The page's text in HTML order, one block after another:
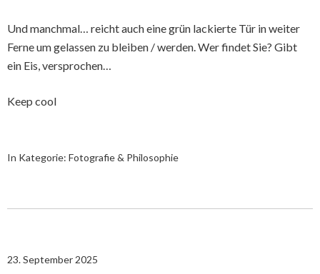
Und manchmal… reicht auch eine grün lackierte Tür in weiter
Ferne um gelassen zu bleiben / werden. Wer findet Sie? Gibt
ein Eis, versprochen…
Keep cool
In Kategorie: Fotografie & Philosophie
23. September 2025